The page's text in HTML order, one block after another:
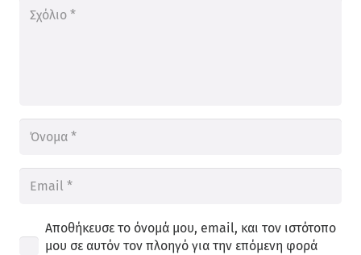
Αποθήκευσε το όνομά μου, email, και τον ιστότοπο
μου σε αυτόν τον πλοηγό για την επόμενη φορά